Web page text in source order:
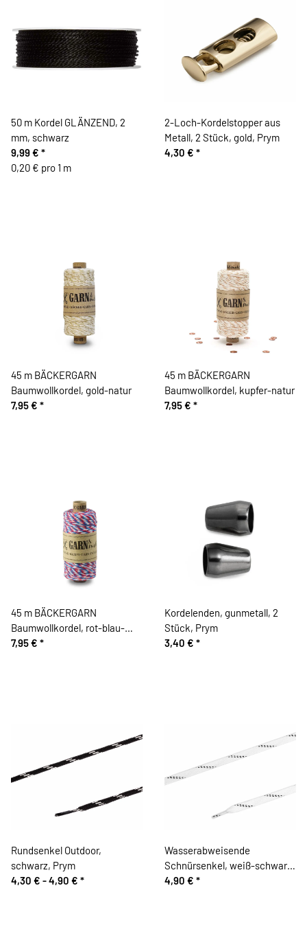
50 m Kordel GLÄNZEND, 2
mm, schwarz
9,99 € *
0,20 € pro 1 m
2-Loch-Kordelstopper aus
Metall, 2 Stück, gold, Prym
4,30 € *
45 m BÄCKERGARN
Baumwollkordel, gold-natur
7,95 € *
45 m BÄCKERGARN
Baumwollkordel, kupfer-natur
7,95 € *
45 m BÄCKERGARN
Baumwollkordel, rot-blau-
weiß
7,95 € *
Kordelenden, gunmetall, 2
Stück, Prym
3,40 € *
Rundsenkel Outdoor,
schwarz, Prym
4,30 € -4,90 € *
Wasserabweisende
Schnürsenkel, weiß-schwarz,
Prym
4,90 € *